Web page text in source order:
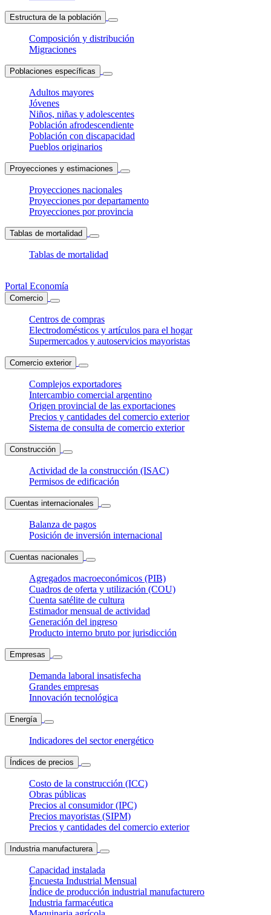
Estructura de la población
Composición y distribución
Migraciones
Poblaciones específicas
Adultos mayores
Jóvenes
Niños, niñas y adolescentes
Población afrodescendiente
Población con discapacidad
Pueblos originarios
Proyecciones y estimaciones
Proyecciones nacionales
Proyecciones por departamento
Proyecciones por provincia
Tablas de mortalidad
Tablas de mortalidad
Portal Economía
Comercio
Centros de compras
Electrodomésticos y artículos para el hogar
Supermercados y autoservicios mayoristas
Comercio exterior
Complejos exportadores
Intercambio comercial argentino
Origen provincial de las exportaciones
Precios y cantidades del comercio exterior
Sistema de consulta de comercio exterior
Construcción
Actividad de la construcción (ISAC)
Permisos de edificación
Cuentas internacionales
Balanza de pagos
Posición de inversión internacional
Cuentas nacionales
Agregados macroeconómicos (PIB)
Cuadros de oferta y utilización (COU)
Cuenta satélite de cultura
Estimador mensual de actividad
Generación del ingreso
Producto interno bruto por jurisdicción
Empresas
Demanda laboral insatisfecha
Grandes empresas
Innovación tecnológica
Energía
Indicadores del sector energético
Índices de precios
Costo de la construcción (ICC)
Obras públicas
Precios al consumidor (IPC)
Precios mayoristas (SIPM)
Precios y cantidades del comercio exterior
Industria manufacturera
Capacidad instalada
Encuesta Industrial Mensual
Índice de producción industrial manufacturero
Industria farmacéutica